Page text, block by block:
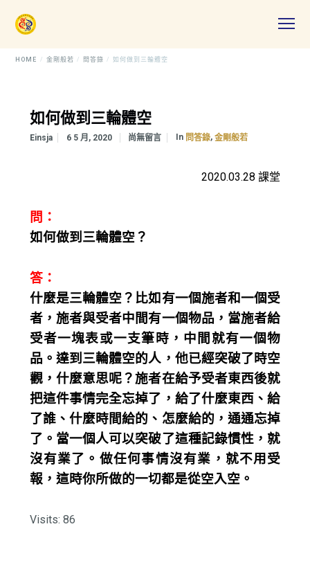
HOME 金剛般若 問答錄 如何做到三輪體空
如何做到三輪體空
Einsja 6 5 月, 2020 尚無留言 In 問答錄, 金剛般若
2020.03.28 課堂
問：
如何做到三輪體空？
答：
什麼是三輪體空？比如有一個施者和一個受
者，施者與受者中間有一個物品，當施者給
受者一塊表或一支筆時，中間就有一個物
品。達到三輪體空的人，他已經突破了時空
觀，什麼意思呢？施者在給予受者東西後就
把這件事情完全忘掉了，給了什麼東西、給
了誰、什麼時間給的、怎麼給的，通通忘掉
了。當一個人可以突破了這種記錄慣性，就
沒有業了。做任何事情沒有業，就不用受
報，這時你所做的一切都是從空入空。
Visits: 86